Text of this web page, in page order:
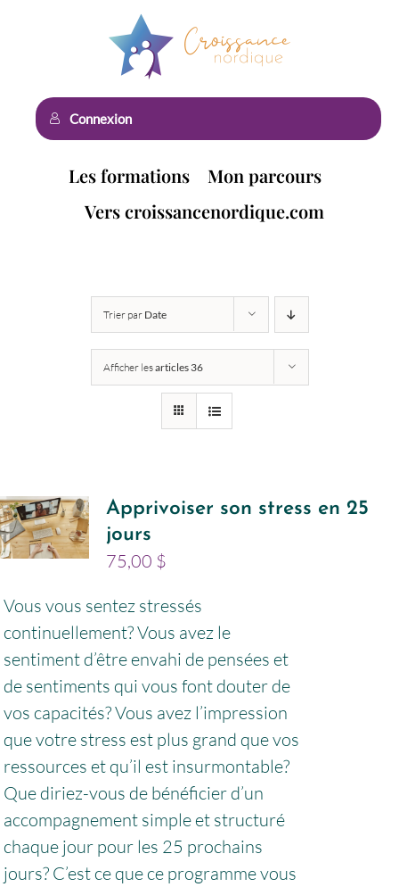
Les formations
Mon parcours
Vers croissancenordique.com
Connexion
Trier par Date
Afficher lesarticles 36
Apprivoiser son stress en 25
jours
75,00 $
Vous vous sentez stressés
continuellement? Vous avez le
sentiment d’être envahi de pensées et
de sentiments qui vous font douter de
vos capacités? Vous avez l’impression
que votre stress est plus grand que vos
ressources et qu’il est insurmontable?
Que diriez-vous de bénéficier d’un
accompagnement simple et structuré
chaque jour pour les 25 prochains
jours? C’est ce que ce programme vous